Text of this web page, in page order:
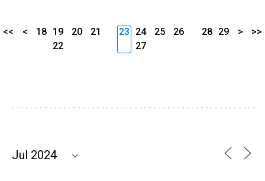
<< < 18 19 20
21
22
23 24 25
26
27
28 29 > >>